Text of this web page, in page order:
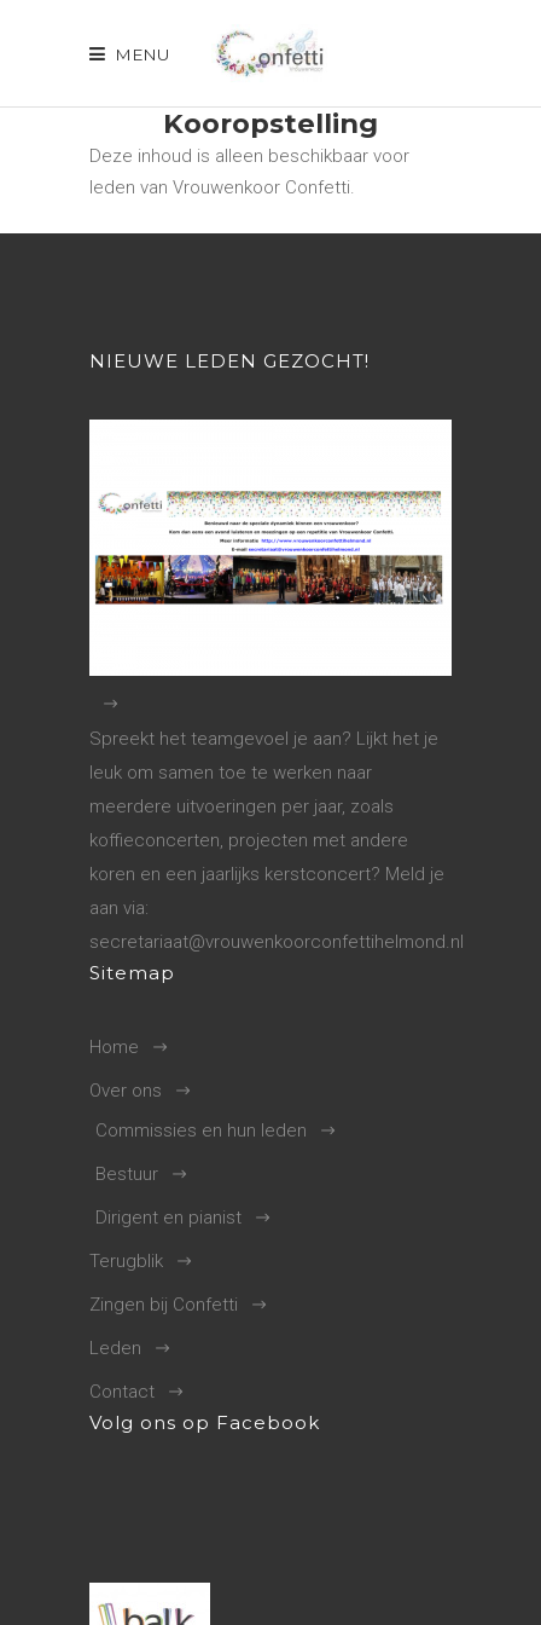
MENU
Kooropstelling
Deze inhoud is alleen beschikbaar voor
leden van Vrouwenkoor Confetti.
NIEUWE LEDEN GEZOCHT!
Spreekt het teamgevoel je aan? Lijkt het je
leuk om samen toe te werken naar
meerdere uitvoeringen per jaar, zoals
koffieconcerten, projecten met andere
koren en een jaarlijks kerstconcert? Meld je
aan via:
secretariaat@vrouwenkoorconfettihelmond.nl
Sitemap
Home
Over ons
Commissies en hun leden
Bestuur
Dirigent en pianist
Terugblik
Zingen bij Confetti
Leden
Contact
Volg ons op Facebook